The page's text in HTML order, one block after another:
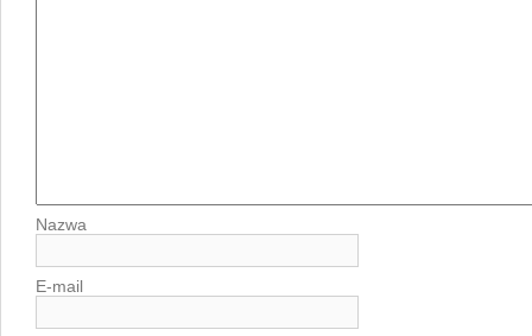
Nazwa
E-mail